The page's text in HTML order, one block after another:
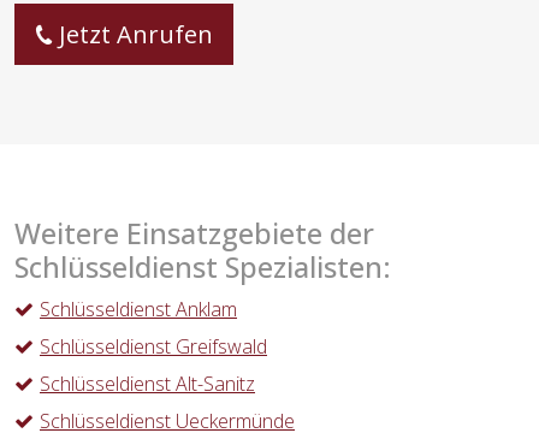
Jetzt Anrufen
Weitere Einsatzgebiete der
Schlüsseldienst Spezialisten:
Schlüsseldienst Anklam
Schlüsseldienst Greifswald
Schlüsseldienst Alt-Sanitz
Schlüsseldienst Ueckermünde